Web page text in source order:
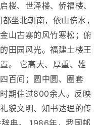
楼、世泽楼、侨福楼、
坐北朝南，依山傍水，
山古寨的风竹寒松；俯
田园风光。福建土楼王
。 它高大、厚重、雄
百间；圆中圆、圈套
期住过800余人。反映
貌文明、知书达理的传